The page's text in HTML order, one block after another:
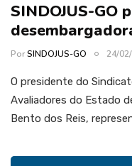
SINDOJUS-GO
PorSINDOJUS-GO 24/
O presidente do
Avaliadores do Estado
Bento dos Reis,